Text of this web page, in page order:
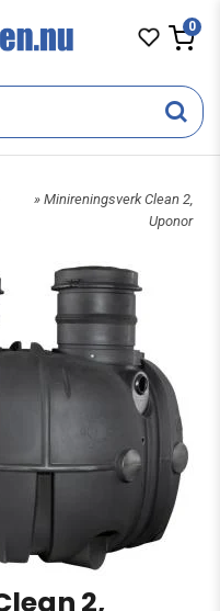
0
» Minireningsverk Clean 2,
Uponor
2,